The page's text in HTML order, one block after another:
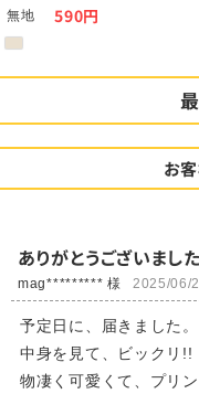
無地 590円
お
ありがとうございました
mag********* 様 2025/06/
予定日に、届きました。
中身を見て、ビックリ!!
物凄く可愛くて、プリ